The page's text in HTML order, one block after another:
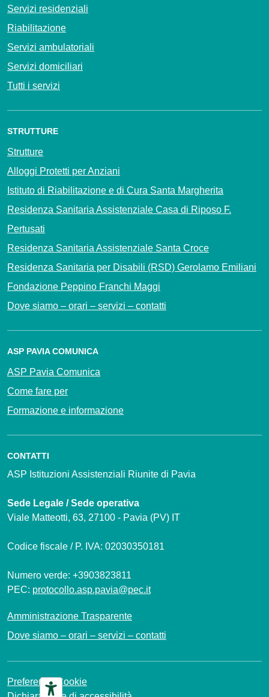
Servizi residenziali
Riabilitazione
Servizi ambulatoriali
Servizi domiciliari
Tutti i servizi
STRUTTURE
Strutture
Alloggi Protetti per Anziani
Istituto di Riabilitazione e di Cura Santa Margherita
Residenza Sanitaria Assistenziale Casa di Riposo F.
Pertusati
Residenza Sanitaria Assistenziale Santa Croce
Residenza Sanitaria per Disabili (RSD) Gerolamo Emiliani
Fondazione Peppino Franchi Maggi
Dove siamo – orari – servizi – contatti
ASP PAVIA COMUNICA
ASP Pavia Comunica
Come fare per
Formazione e informazione
CONTATTI
ASP Istituzioni Assistenziali Riunite di Pavia
Sede Legale / Sede operativa
Viale Matteotti, 63, 27100 - Pavia (PV) IT
Codice fiscale / P. IVA: 02030350181
Numero verde: +3903823811
PEC: protocollo.asp.pavia@pec.it
Amministrazione Trasparente
Dove siamo – orari – servizi – contatti
Preferenze Cookie